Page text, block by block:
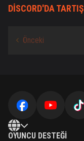
DISCORD'DA TARTIŞ
OYUNCU DESTEĞI